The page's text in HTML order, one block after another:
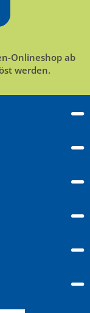
Onlineshop ab
werden.